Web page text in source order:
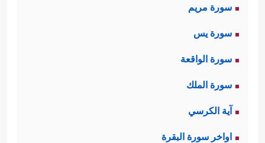
سورة مريم
سورة يس
سورة الواقعة
سورة الملك
آية الكرسي
اواخر سورة البقرة